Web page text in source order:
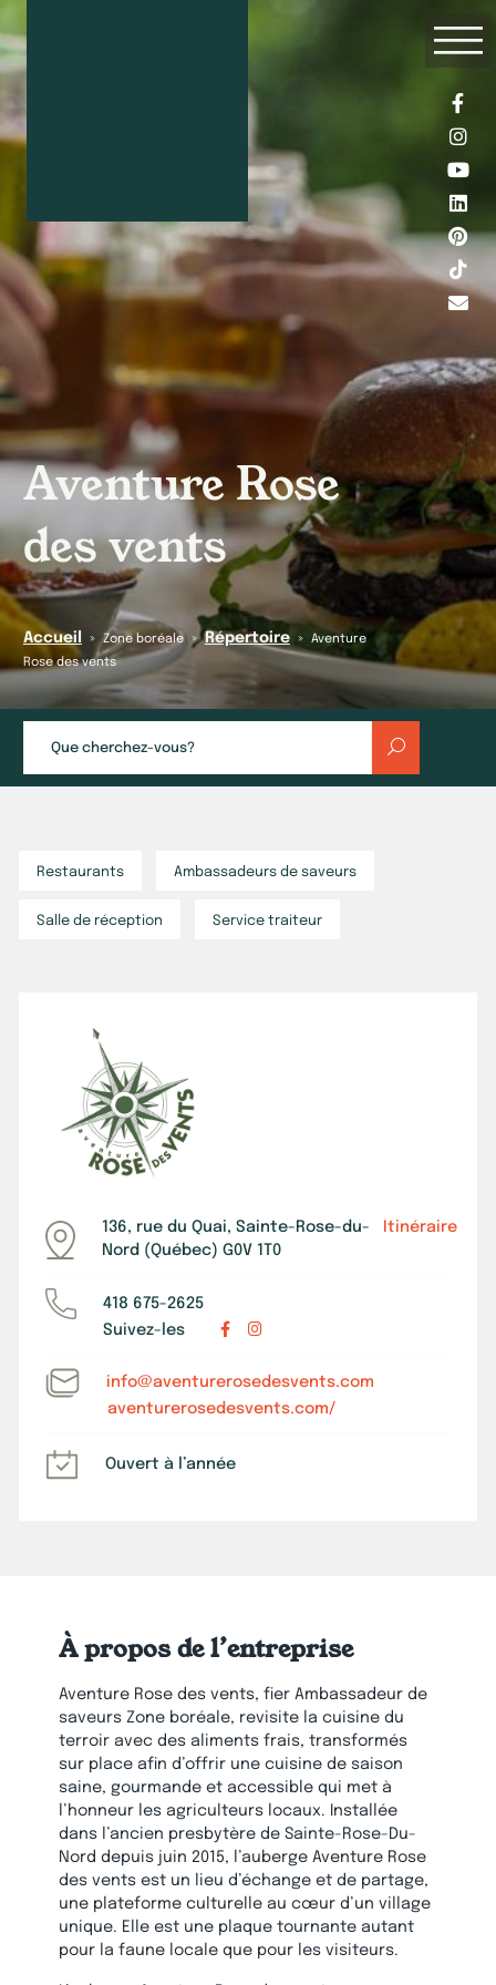
Aventure Rose
des vents
Accueil » Zone boréale » Répertoire »
Aventure
Rose des vents
Restaurants Ambassadeurs de saveurs
Salle de réception Service traiteur
136, rue du Quai, Sainte-Rose-du-
Nord (Québec) G0V 1T0
Itinéraire
418 675-2625
Suivez-les
info@aventurerosedesvents.com
aventurerosedesvents.com/
Ouvert à l’année
À propos de l’entreprise
Aventure Rose des vents, fier Ambassadeur de
saveurs Zone boréale, revisite la cuisine du
terroir avec des aliments frais, transformés
sur place afin d’offrir une cuisine de saison
saine, gourmande et accessible qui met à
l’honneur les agriculteurs locaux. Installée
dans l’ancien presbytère de Sainte-Rose-Du-
Nord depuis juin 2015, l’auberge Aventure Rose
des vents est un lieu d’échange et de partage,
une plateforme culturelle au cœur d’un village
unique. Elle est une plaque tournante autant
pour la faune locale que pour les visiteurs.